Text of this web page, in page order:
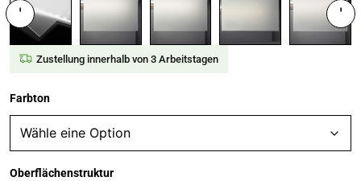
' '
Zustellung innerhalb von 3 Arbeitstagen
Farbton
Oberflächenstruktur